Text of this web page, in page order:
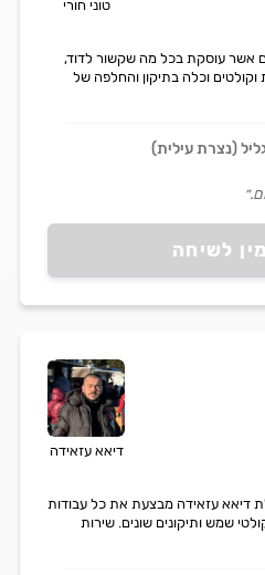
טוני חורי
לשיחה
אשר עוסקת בכל מה שקשור לדוד,
וכלה בתיקון והחלפה של
(נצרת עילית)
דיאא עזאידה
דיאא עזאידה מבצעת את כל עבודות
שמש ותיקונים שונים. שירות